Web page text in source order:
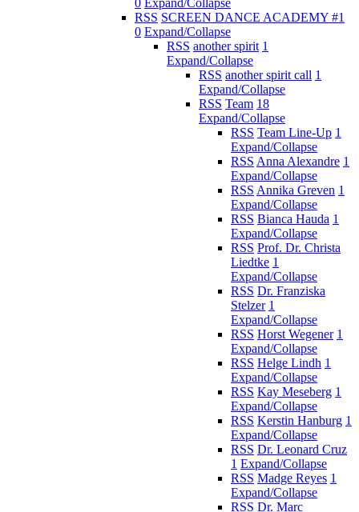
0 Expand/Collapse
RSS SCREEN DANCE ACADEMY #1
0 Expand/Collapse
RSS another spirit 1
Expand/Collapse
RSS another spirit call 1
Expand/Collapse
RSS Team 18
Expand/Collapse
RSS Team Line-Up 1
Expand/Collapse
RSS Anna Alexandre 1
Expand/Collapse
RSS Annika Greven 1
Expand/Collapse
RSS Bianca Hauda 1
Expand/Collapse
RSS Prof. Dr. Christa
Liedtke 1
Expand/Collapse
RSS Dr. Franziska
Stelzer 1
Expand/Collapse
RSS Horst Wegener 1
Expand/Collapse
RSS Helge Lindh 1
Expand/Collapse
RSS Kay Meseberg 1
Expand/Collapse
RSS Kerstin Hanburg 1
Expand/Collapse
RSS Dr. Leonard Cruz
1 Expand/Collapse
RSS Madge Reyes 1
Expand/Collapse
RSS Dr. Marc